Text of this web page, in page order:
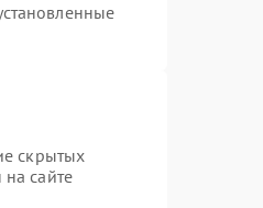
скрытых
сайте